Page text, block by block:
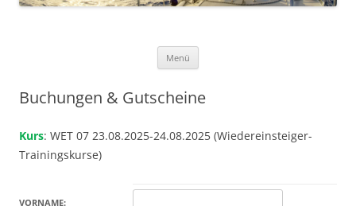
Menü
Buchungen & Gutscheine
Kurs: WET 07 23.08.2025-24.08.2025 (Wiedereinsteiger-
Trainingskurse)
VORNAME: